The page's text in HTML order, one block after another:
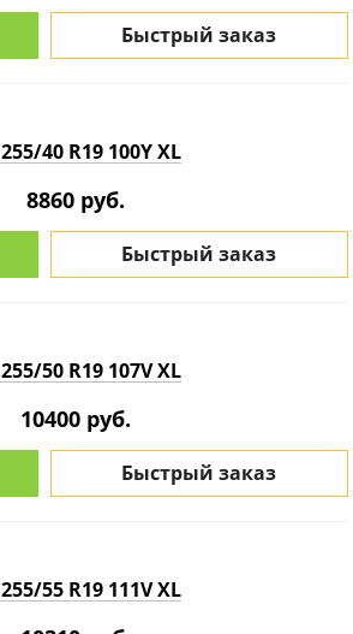
Быстрый заказ
255/40 R19 100Y XL
8860 руб.
Быстрый заказ
255/50 R19 107V XL
10400 руб.
Быстрый заказ
255/55 R19 111V XL